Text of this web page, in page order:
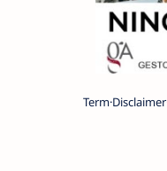
Term Disclaimer